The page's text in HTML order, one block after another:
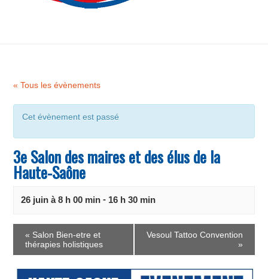
« Tous les évènements
Cet évènement est passé
3e Salon des maires et des élus de la
Haute-Saône
26 juin à 8 h 00 min - 16 h 30 min
e
n
« Salon Bien-etre et
thérapies holistiques
Vesoul Tattoo Convention
»